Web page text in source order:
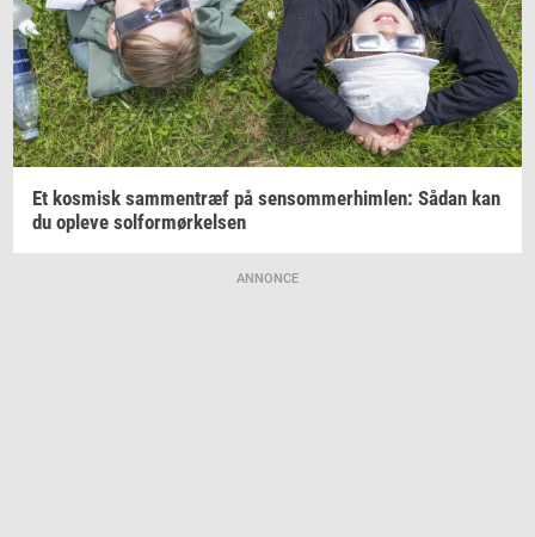
Et kos­misk sam­men­træf på sen­som­mer­him­len: Sådan kan
du op­le­ve sol­for­mør­kel­sen
ANNONCE